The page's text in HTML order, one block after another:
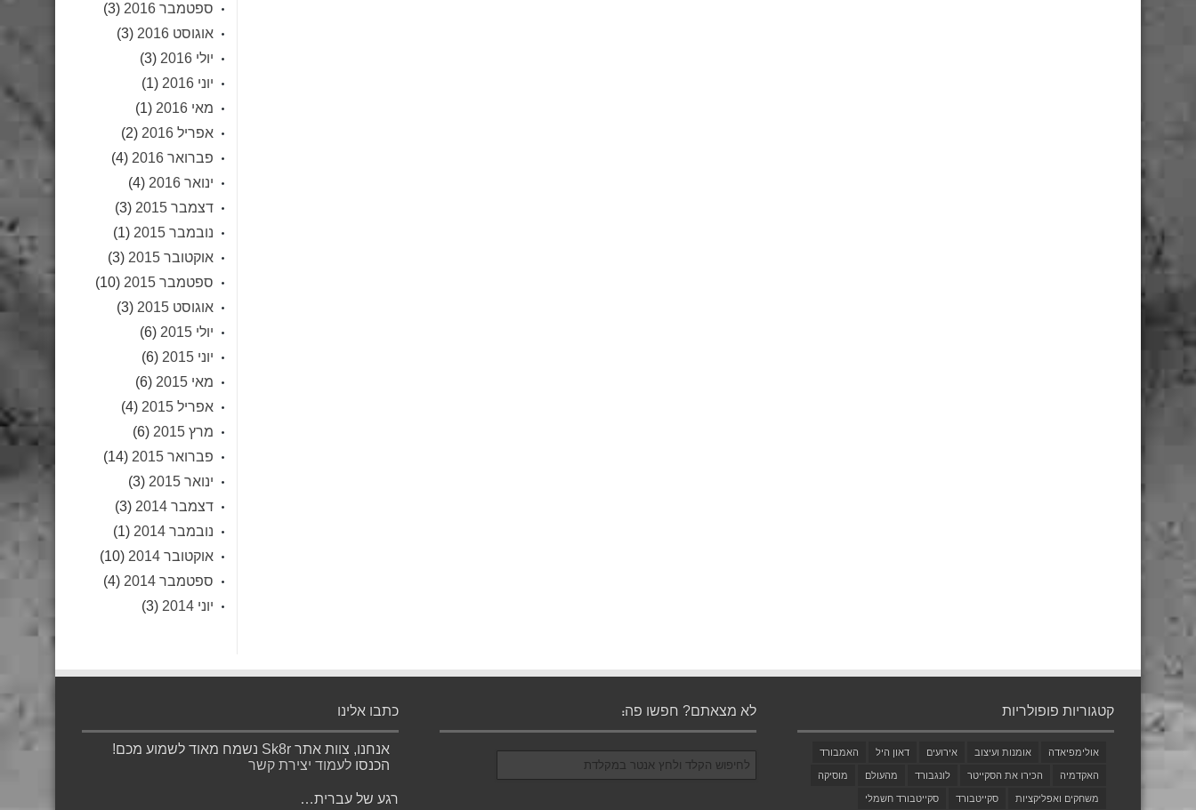
ספטמבר 2016
(3)
אוגוסט 2016
(3)
יולי 2016
(3)
יוני 2016
(1)
מאי 2016
(1)
אפריל 2016
(2)
פברואר 2016
(4)
ינואר 2016
(4)
דצמבר 2015
(3)
נובמבר 2015
(1)
אוקטובר 2015
(3)
ספטמבר 2015
(10)
אוגוסט 2015
(3)
יולי 2015
(6)
יוני 2015
(6)
מאי 2015
(6)
אפריל 2015
(4)
מרץ 2015
(6)
פברואר 2015
(14)
ינואר 2015
(3)
דצמבר 2014
(3)
נובמבר 2014
(1)
אוקטובר 2014
(10)
ספטמבר 2014
(4)
יוני 2014
(3)
קטגוריות פופולריות
אולימפיאדה אומנות ועיצוב אירועים דאון היל האמבורד
האקדמיה הכירו את הסקייטר לונגבורד מהעולם מוסיקה
משחקים ואפליקציות סקייטבורד סקייטבורד חשמלי
לא מצאתם? חפשו פה: כתבו אלינו
אנחנו, צוות אתר Sk8r נשמח מאוד לשמוע מכם!
הכנסולעמוד יצירת קשר
רגע של עברית…